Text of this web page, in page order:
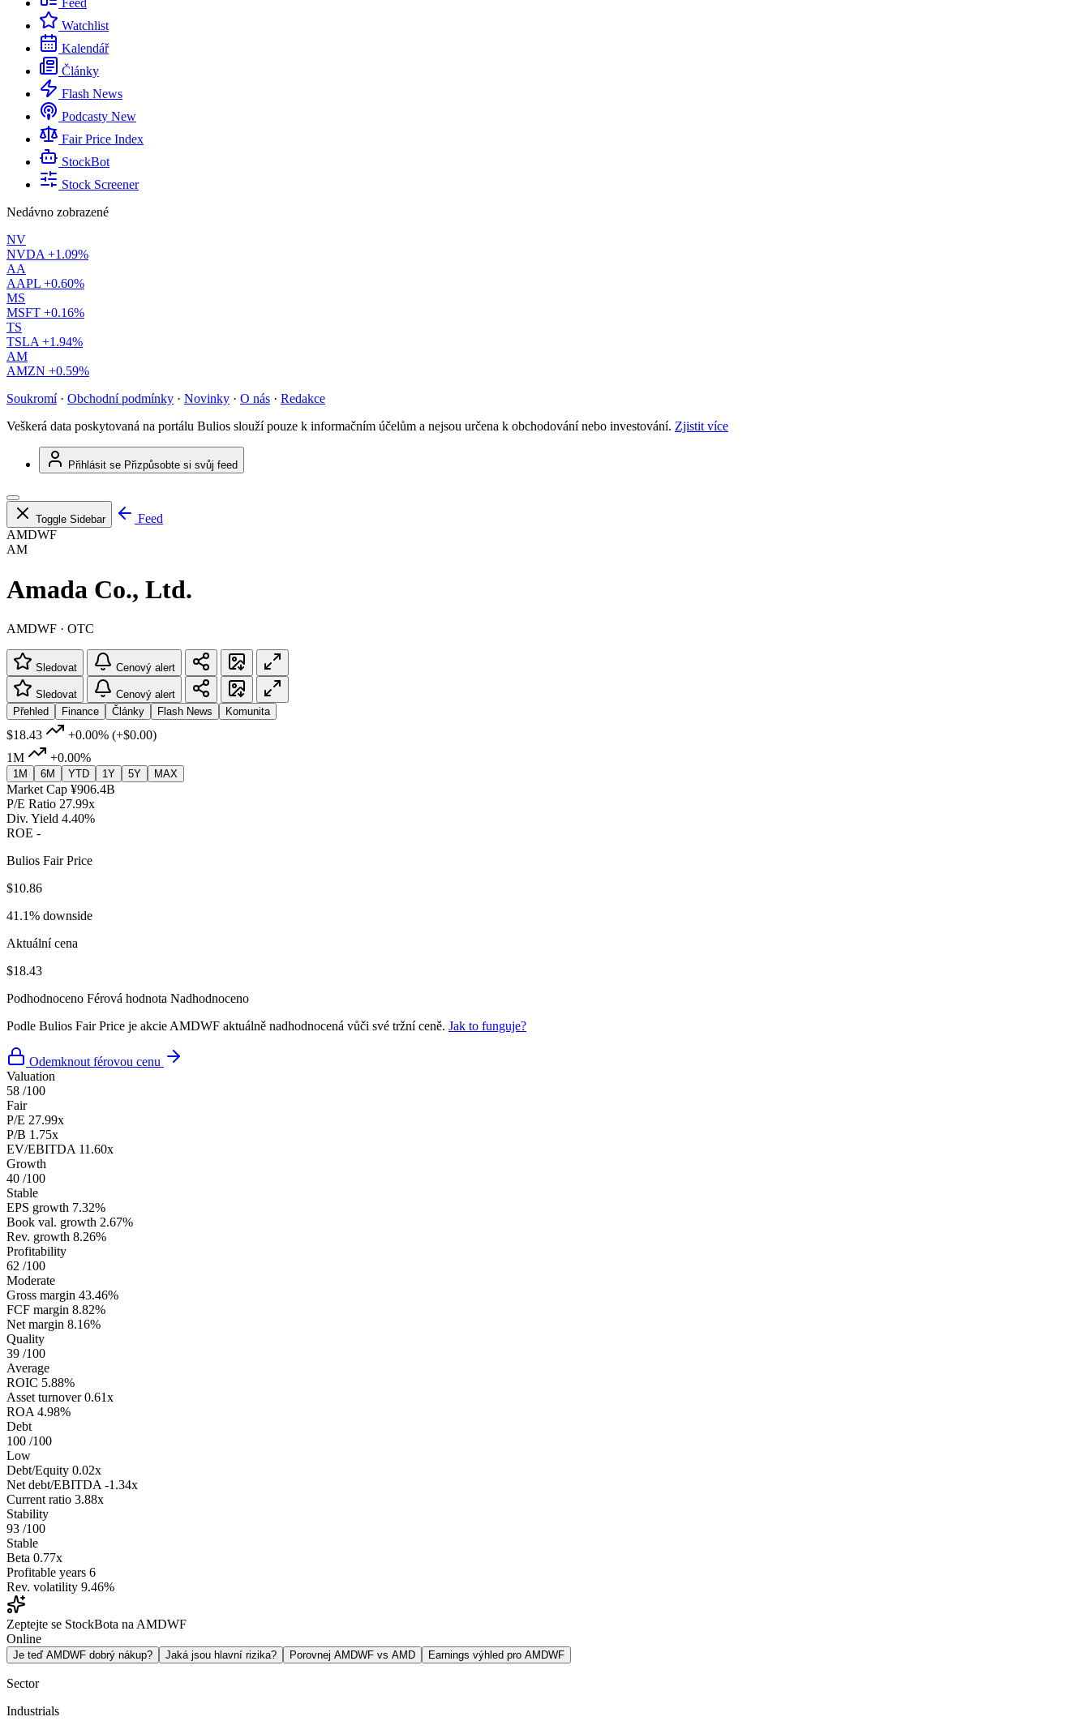
Feed
Watchlist
Kalendář
Články
Flash News
Podcasty New
Fair Price Index
StockBot
Stock Screener
Nedávno zobrazené
NV
NVDA +1.09%
AA
AAPL +0.60%
MS
MSFT +0.16%
TS
TSLA +1.94%
AM
AMZN +0.59%
Soukromí · Obchodní podmínky · Novinky · O nás · Redakce
Veškerá data poskytovaná na portálu Bulios slouží pouze k informačním účelům a nejsou určena k obchodování nebo investování. Zjistit více
Přihlásit se Přizpůsobte si svůj feed
Toggle Sidebar
Feed
AMDWF
AM
Amada Co., Ltd.
AMDWF · OTC
Sledovat Cenový alert
Sledovat
Cenový alert
Přehled
Finance Články Flash News Komunita
$18.43 +0.00% (+$0.00)
1M
+0.00%
1M 6M YTD 1Y 5Y MAX
Market Cap ¥906.4B
P/E Ratio 27.99x
Div. Yield 4.40%
ROE -
Bulios Fair Price
$10.86
41.1% downside
Aktuální cena
$18.43
Podhodnoceno Férová hodnota Nadhodnoceno
Podle Bulios Fair Price je akcie AMDWF aktuálně nadhodnocená vůči své tržní ceně. Jak to funguje?
Odemknout férovou cenu
Valuation
58 /100
Fair
P/E 27.99x
P/B 1.75x
EV/EBITDA 11.60x
Growth
40 /100
Stable
EPS growth 7.32%
Book val. growth 2.67%
Rev. growth 8.26%
Profitability
62 /100
Moderate
Gross margin 43.46%
FCF margin 8.82%
Net margin 8.16%
Quality
39 /100
Average
ROIC 5.88%
Asset turnover 0.61x
ROA 4.98%
Debt
100 /100
Low
Debt/Equity 0.02x
Net debt/EBITDA -1.34x
Current ratio 3.88x
Stability
93 /100
Stable
Beta 0.77x
Profitable years 6
Rev. volatility 9.46%
Zeptejte se StockBota na AMDWF
Online
Je teď AMDWF dobrý nákup? Jaká jsou hlavní rizika? Porovnej AMDWF vs AMD Earnings výhled pro AMDWF
Sector
Industrials